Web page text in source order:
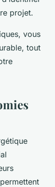
projet.
vous
tout